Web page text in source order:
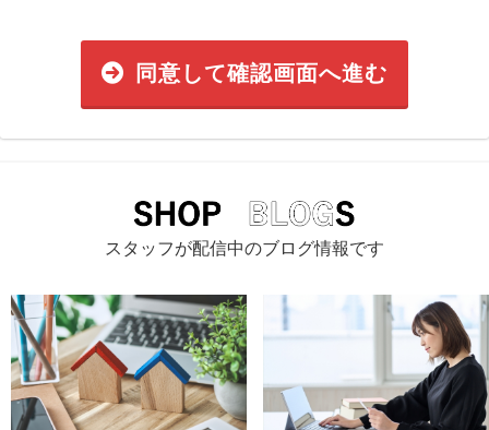
同意して確認画面へ進む
スタッフが配信中のブログ情報です